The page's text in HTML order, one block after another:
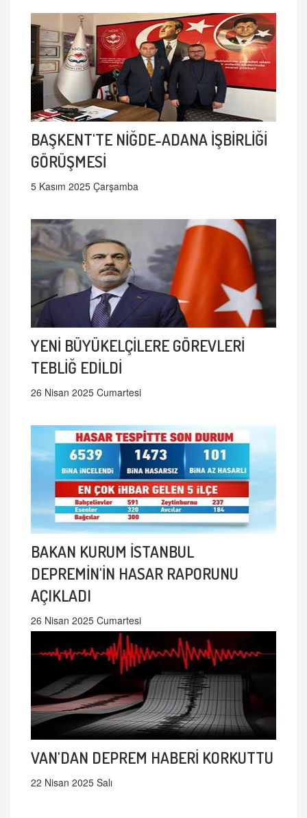
BAŞKENT'TE NİĞDE-ADANA İŞBİRLİĞİ
GÖRÜŞMESİ
5 Kasım 2025 Çarşamba
YENİ BÜYÜKELÇİLERE GÖREVLERİ
TEBLİĞ EDİLDİ
26 Nisan 2025 Cumartesi
BAKAN KURUM İSTANBUL
DEPREMİN'İN HASAR RAPORUNU
AÇIKLADI
26 Nisan 2025 Cumartesi
VAN'DAN DEPREM HABERİ KORKUTTU
22 Nisan 2025 Salı